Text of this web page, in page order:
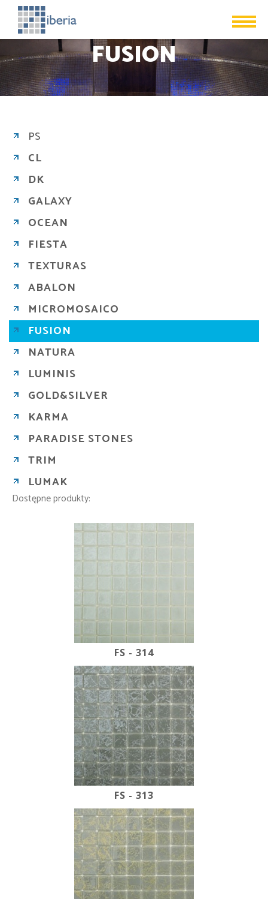
FUSION
PS
CL
DK
GALAXY
OCEAN
FIESTA
TEXTURAS
ABALON
MICROMOSAICO
FUSION
NATURA
LUMINIS
GOLD&SILVER
KARMA
PARADISE STONES
TRIM
LUMAK
Dostępne produkty:
FS - 314
FS - 313